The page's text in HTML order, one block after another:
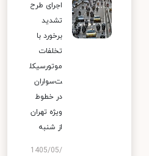
اجرای طرح
تشدید
برخورد با
تخلفات
موتورسیکل
ت‌سواران
در خطوط
ویژه تهران
از شنبه
1405/05/